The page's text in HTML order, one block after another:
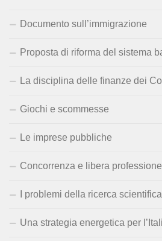
Documento sull’immigrazione
Proposta di riforma del sistema
La disciplina delle finanze dei
Giochi e scommesse
Le imprese pubbliche
Concorrenza e libera
I problemi della ricerca
Una strategia energetica per